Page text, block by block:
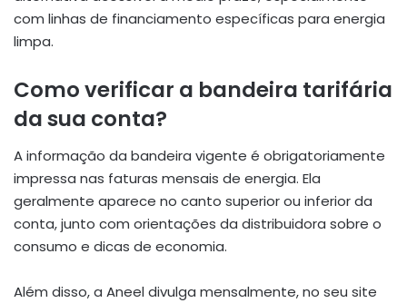
com linhas de financiamento específicas para energia
limpa.
Como verificar a bandeira tarifária
da sua conta?
A informação da bandeira vigente é obrigatoriamente
impressa nas faturas mensais de energia. Ela
geralmente aparece no canto superior ou inferior da
conta, junto com orientações da distribuidora sobre o
consumo e dicas de economia.
Além disso, a Aneel divulga mensalmente, no seu site